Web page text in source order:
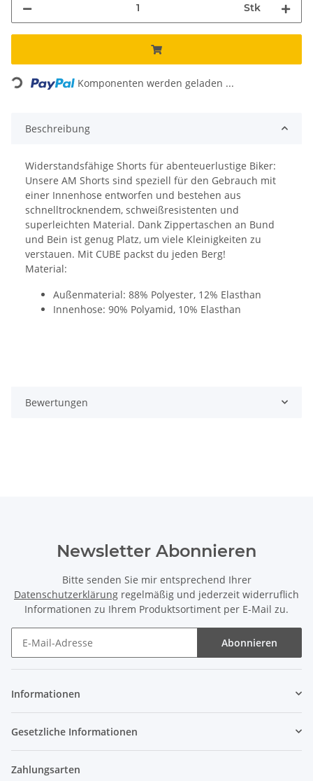
Stk
Loading... Komponenten werden geladen ...
Beschreibung
Widerstandsfähige Shorts für abenteuerlustige Biker:
Unsere AM Shorts sind speziell für den Gebrauch mit
einer Innenhose entworfen und bestehen aus
schnelltrocknendem, schweißresistenten und
superleichten Material. Dank Zippertaschen an Bund
und Bein ist genug Platz, um viele Kleinigkeiten zu
verstauen. Mit CUBE packst du jeden Berg!
Material:
Außenmaterial: 88% Polyester, 12% Elasthan
Innenhose: 90% Polyamid, 10% Elasthan
Bewertungen
Newsletter Abonnieren
Bitte senden Sie mir entsprechend Ihrer
Datenschutzerklärung regelmäßig und jederzeit widerruflich
Informationen zu Ihrem Produktsortiment per E-Mail zu.
Abonnieren
Informationen
Gesetzliche Informationen
Zahlungsarten